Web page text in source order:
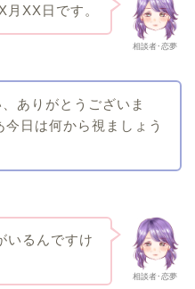
相談者･恋夢
月XX日です。
ありがとうございま
日は何から視ましょう
相談者･恋夢
いるんですけ